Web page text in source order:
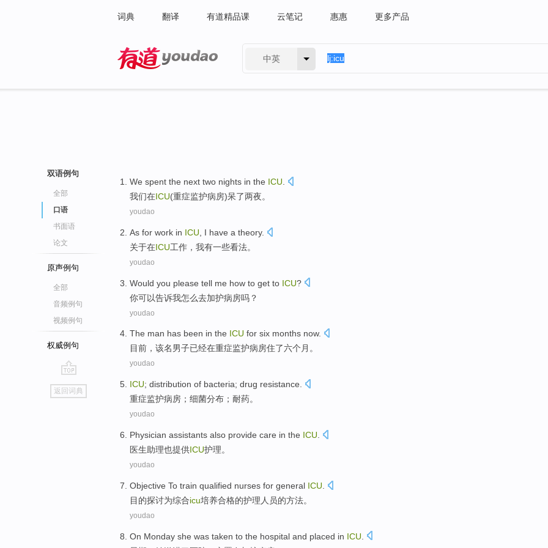
词典 翻译 有道精品课 云笔记 惠惠 更多产品
中英
双语例句
全部
口语
书面语
论文
原声例句
全部
音频例句
视频例句
权威例句
go
top
返回词典
We spent the next two nights in the ICU
我们在ICU(重症监护病房)呆了两夜。
youdao
As for work in ICU I have a theory.
关于在ICU工作 ， 我有一些看法。
youdao
Would you please tell me how to get to ICU?
你可以告诉我怎么去加护病房吗？
youdao
The man has been in the ICU for six months now.
目前 ， 该名男子已经在重症监护病房住了六个月 。
youdao
ICU; distribution of bacteria; drug resistance
重症监护病房 ； 细菌分布 ； 耐药。
youdao
Physician assistants also provide care in the ICU
医生助理也提供ICU护理。
youdao
Objective To train qualified nurses for general ICU
目的探讨为综合icu培养合格的护理人员的方法。
youdao
On Monday she was taken to the hospital and placed in ICU